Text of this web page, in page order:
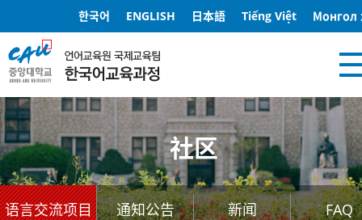
Монгол
Tiếng Việt
日本語
ENGLISH
한국어
社区
语言交流项目 通知公告 新闻 FAQ